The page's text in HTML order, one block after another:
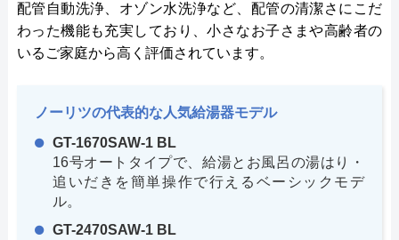
配管自動洗浄、オゾン水洗浄など、配管の清潔さにこだ
わった機能も充実しており、小さなお子さまや高齢者の
いるご家庭から高く評価されています。
ノーリツの代表的な人気給湯器モデル
GT-1670SAW-1 BL
16号オートタイプで、給湯とお風呂の湯はり・
追いだきを簡単操作で行えるベーシックモデ
ル。
GT-2470SAW-1 BL